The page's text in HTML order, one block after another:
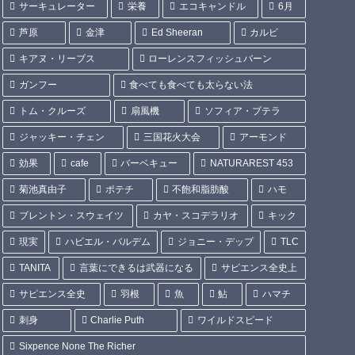
サーキュレーター 栄養 エコキャンドル 6月
芦原 金津 Ed Sheeran カルビ
キアヌ・リーブス ローレンスフィッシュバーン
ガンフー 食べても食べても太らない法
トム・クルーズ 扇風機 ソフィア・ブテラ
ジャッキー・チェン 三国花火大会 アーモンド
効果 cafe バーベキュー NATURAREST 453
菊池真由子 ポテチ 不飽和脂肪酸 ハモ
ブレントン・スウェイツ カヤ・スコデラリオ キック
現実 ハビエル・バルデム ジョニー・デップ TLC
TANITA 言葉にできるは武器になる サピエンス全史上
サピエンス全史 羽根 魚 鮎 ハマチ
刺身 Charlie Puth ワイルドスピード
Sixpence None The Richer